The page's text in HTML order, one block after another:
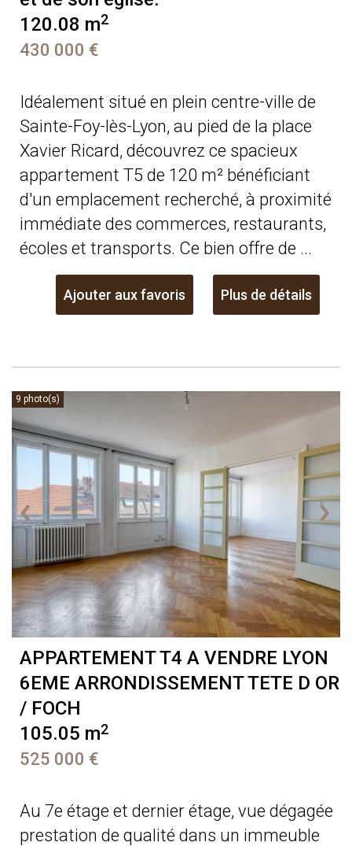
120.08 m2
430 000 €
Idéalement situé en plein centre-ville de
Sainte-Foy-lès-Lyon, au pied de la place
Xavier Ricard, découvrez ce spacieux
appartement T5 de 120 m² bénéficiant
d'un emplacement recherché, à proximité
immédiate des commerces, restaurants,
écoles et transports. Ce bien offre de ...
Ajouter aux favoris Plus de détails
9 photo(s)
APPARTEMENT T4 A VENDRE LYON
6EME ARRONDISSEMENT TETE D OR
/ FOCH
105.05 m2
525 000 €
Au 7e étage et dernier étage, vue dégagée
prestation de qualité dans un immeuble